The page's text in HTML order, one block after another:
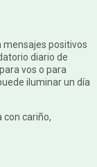
mensajes positivos
diario de
vos o para
iluminar un día
con cariño,